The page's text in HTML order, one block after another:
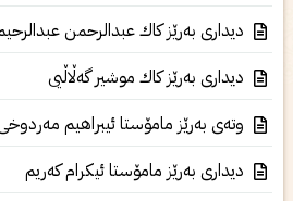
دیداری به‌رێز كاك عبدالرحمن عبدالرحیم
دیداری به‌رێز كاك موشیر گه‌ڵاڵیی
وته‌ی‌ به‌رێز مامۆستا ئیبراهیم مه‌ردوخی‌
دیداری به‌رێز مامۆستا ئیكرام كه‌ریم